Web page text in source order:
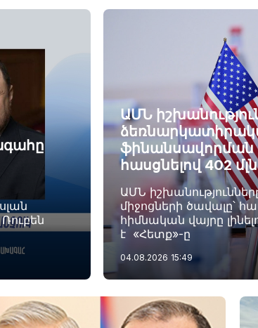
ԱՄՆ
ֆինանսավորման
հասցնելով 402
ԱՄՆ
միջոցների ծավալը՝
հիմնական վայրը
է «Հետք»-ը
04.08.2026 15:49